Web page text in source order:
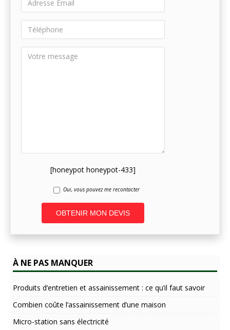
[honeypot honeypot-433]
Oui, vous pouvez me recontacter
r
n
t
i
À NE PAS MANQUER
Produits d’entretien et assainissement : ce qu’il faut savoir
Combien coûte l’assainissement d’une maison
Micro-station sans électricité